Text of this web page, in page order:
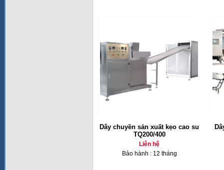
Dây chuyền sản xuất kẹo cao su
TQ200/400
Liên hệ
Bảo hành : 12 tháng